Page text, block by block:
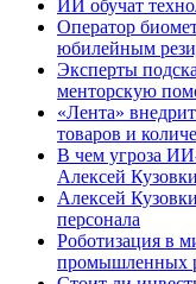
ИИ обучат
Оператор
юбилейным
Эксперты
менторскую
«Лента»
товаров и
В чем угроза
Алексей
Алексей
персонала
Роботизация в
промышленных